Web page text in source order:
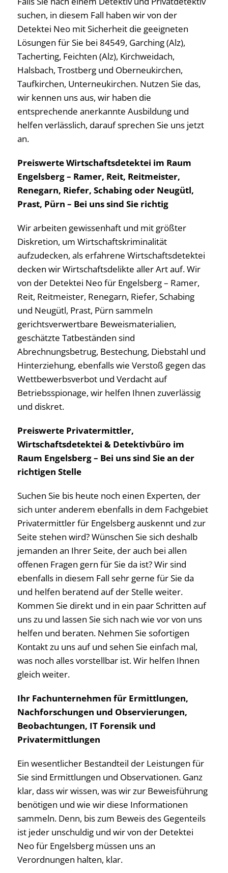
suchen, in diesem Fall haben wir von der
Detektei Neo mit Sicherheit die geeigneten
Lösungen für Sie bei 84549, Garching (Alz),
Tacherting, Feichten (Alz), Kirchweidach,
Halsbach, Trostberg und Oberneukirchen,
Taufkirchen, Unterneukirchen. Nutzen Sie das,
wir kennen uns aus, wir haben die
entsprechende anerkannte Ausbildung und
helfen verlässlich, darauf sprechen Sie uns jetzt
an.
Preiswerte Wirtschaftsdetektei im Raum
Engelsberg – Ramer, Reit, Reitmeister,
Renegarn, Riefer, Schabing oder Neugütl,
Prast, Pürn – Bei uns sind Sie richtig
Wir arbeiten gewissenhaft und mit größter
Diskretion, um Wirtschaftskriminalität
aufzudecken, als erfahrene Wirtschaftsdetektei
decken wir Wirtschaftsdelikte aller Art auf. Wir
von der Detektei Neo für Engelsberg – Ramer,
Reit, Reitmeister, Renegarn, Riefer, Schabing
und Neugütl, Prast, Pürn sammeln
gerichtsverwertbare Beweismaterialien,
geschätzte Tatbeständen sind
Abrechnungsbetrug, Bestechung, Diebstahl und
Hinterziehung, ebenfalls wie Verstoß gegen das
Wettbewerbsverbot und Verdacht auf
Betriebsspionage, wir helfen Ihnen zuverlässig
und diskret.
Preiswerte Privatermittler,
Wirtschaftsdetektei & Detektivbüro im
Raum Engelsberg – Bei uns sind Sie an der
richtigen Stelle
Suchen Sie bis heute noch einen Experten, der
sich unter anderem ebenfalls in dem Fachgebiet
Privatermittler für Engelsberg auskennt und zur
Seite stehen wird? Wünschen Sie sich deshalb
jemanden an Ihrer Seite, der auch bei allen
offenen Fragen gern für Sie da ist? Wir sind
ebenfalls in diesem Fall sehr gerne für Sie da
und helfen beratend auf der Stelle weiter.
Kommen Sie direkt und in ein paar Schritten auf
uns zu und lassen Sie sich nach wie vor von uns
helfen und beraten. Nehmen Sie sofortigen
Kontakt zu uns auf und sehen Sie einfach mal,
was noch alles vorstellbar ist. Wir helfen Ihnen
gleich weiter.
Ihr Fachunternehmen für Ermittlungen,
Nachforschungen und Observierungen,
Beobachtungen, IT Forensik und
Privatermittlungen
Ein wesentlicher Bestandteil der Leistungen für
Sie sind Ermittlungen und Observationen. Ganz
klar, dass wir wissen, was wir zur Beweisführung
benötigen und wie wir diese Informationen
sammeln. Denn, bis zum Beweis des Gegenteils
ist jeder unschuldig und wir von der Detektei
Neo für Engelsberg müssen uns an
Verordnungen halten, klar.